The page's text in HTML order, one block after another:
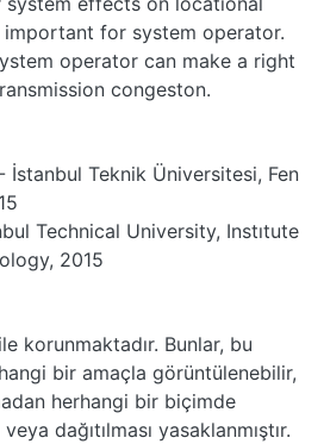
for system operator.
operator can make a right
congeston.
İstanbul Teknik Üniversitesi, Fen
Technical University, Instıtute
2015
korunmaktadır. Bunlar, bu
bir amaçla görüntülenebilir,
herhangi bir biçimde
dağıtılması yasaklanmıştır.